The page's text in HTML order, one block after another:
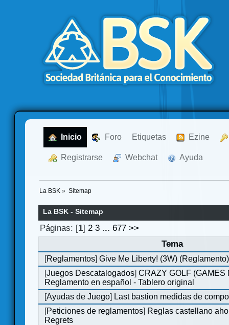
Inicio Foro Etiquetas Ezine
Registrarse Webchat Ayuda
La BSK » Sitemap
La BSK - Sitemap
Páginas: [1]2 3 ...677 >>
Tema
[Reglamentos]Give Me Liberty! (3W) (Reglamento)
[Juegos Descatalogados]CRAZY GOLF (GAMES
Reglamento en español - Tablero original
[Ayudas de Juego] Last bastion medidas de
[Peticiones de reglamentos] Reglas castellano
Regrets